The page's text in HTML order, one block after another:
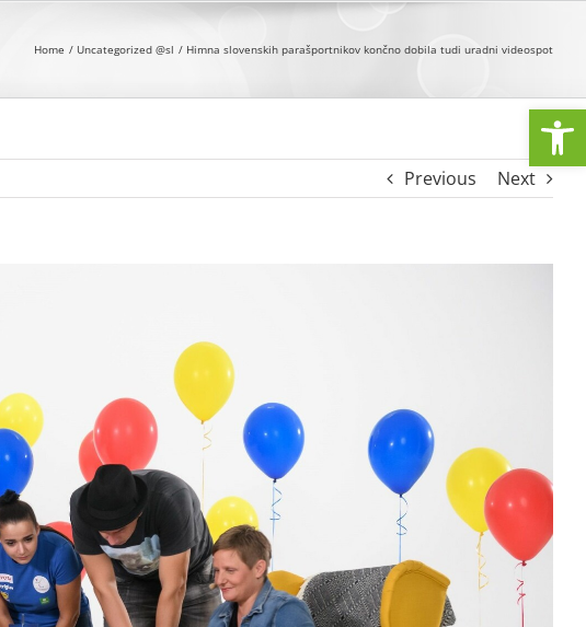
Home Uncategorized @sl Himna slovenskih parašportnikov končno dobila tudi uradni videospot
Previous Next